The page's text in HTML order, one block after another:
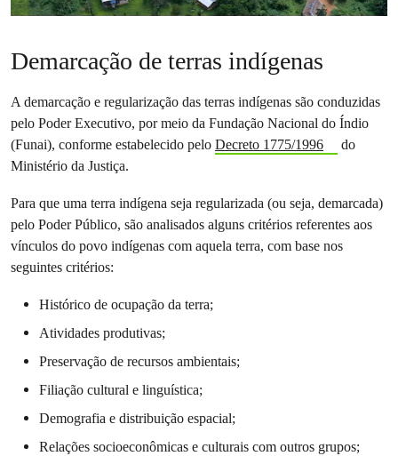
Demarcação de terras indígenas
A demarcação e regularização das terras indígenas são conduzidas
pelo Poder Executivo, por meio da Fundação Nacional do Índio
(Funai), conforme estabelecido pelo Decreto 1775/1996
do
Ministério da Justiça.
Para que uma terra indígena seja regularizada (ou seja, demarcada)
pelo Poder Público, são analisados alguns critérios referentes aos
vínculos do povo indígenas com aquela terra, com base nos
seguintes critérios:
Histórico de ocupação da terra;
Atividades produtivas;
Preservação de recursos ambientais;
Filiação cultural e linguística;
Demografia e distribuição espacial;
Relações socioeconômicas e culturais com outros grupos;